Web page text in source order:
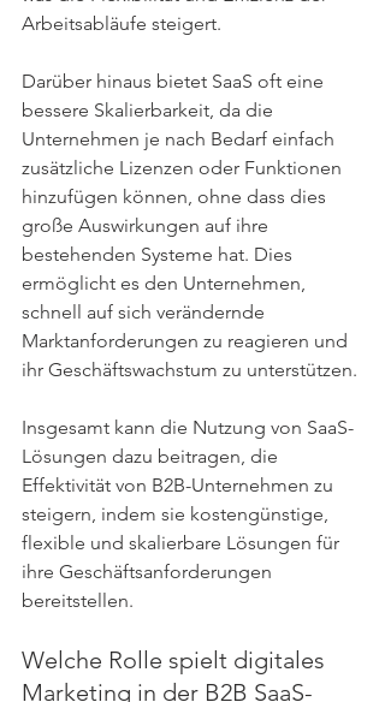
Arbeitsabläufe steigert.
Darüber hinaus bietet SaaS oft eine
bessere Skalierbarkeit, da die
Unternehmen je nach Bedarf einfach
zusätzliche Lizenzen oder Funktionen
hinzufügen können, ohne dass dies
große Auswirkungen auf ihre
bestehenden Systeme hat. Dies
ermöglicht es den Unternehmen,
schnell auf sich verändernde
Marktanforderungen zu reagieren und
ihr Geschäftswachstum zu unterstützen.
Insgesamt kann die Nutzung von SaaS-
Lösungen dazu beitragen, die
Effektivität von B2B-Unternehmen zu
steigern, indem sie kostengünstige,
flexible und skalierbare Lösungen für
ihre Geschäftsanforderungen
bereitstellen.
Welche Rolle spielt digitales
Marketing in der B2B SaaS-